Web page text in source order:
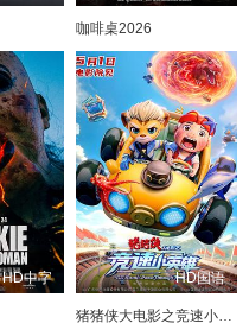
咖啡桌2026
HD中字 HD国语
猪猪侠大电影之竞速小英雄